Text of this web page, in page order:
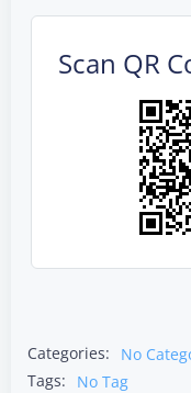
Scan QR
Categories:
No
Tags:
No Tag